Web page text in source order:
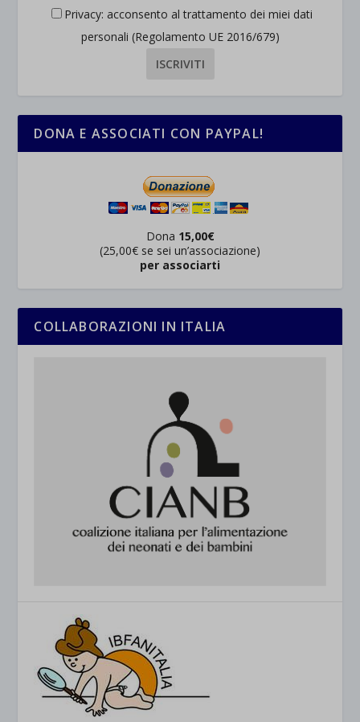
Privacy: acconsento al trattamento dei miei dati
personali (Regolamento UE 2016/679)
DONA E ASSOCIATI CON PAYPAL!
Dona 15,00€
(25,00€ se sei un’associazione)
per associarti
COLLABORAZIONI IN ITALIA